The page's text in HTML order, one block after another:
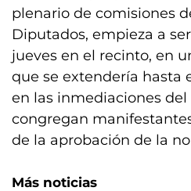
plenario de comisiones
Diputados, empieza a
jueves en el recinto, en
que se extendería hasta
en las inmediaciones del
congregan
de la aprobación de la
Más noticias